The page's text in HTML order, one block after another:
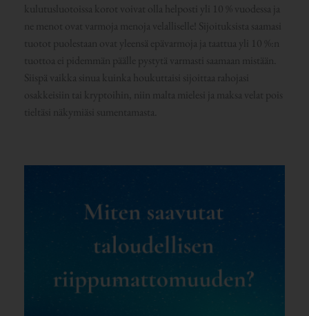
kulutusluotoissa korot voivat olla helposti yli 10 % vuodessa ja
ne menot ovat varmoja menoja velalliselle! Sijoituksista saamasi
tuotot puolestaan ovat yleensä epävarmoja ja taattua yli 10 %:n
tuottoa ei pidemmän päälle pystytä varmasti saamaan mistään.
Siispä vaikka sinua kuinka houkuttaisi sijoittaa rahojasi
osakkeisiin tai kryptoihin, niin malta mielesi ja maksa velat pois
tieltäsi näkymiäsi sumentamasta.